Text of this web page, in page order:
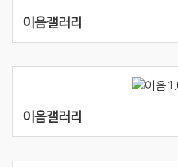
이음갤러리
이음갤러리